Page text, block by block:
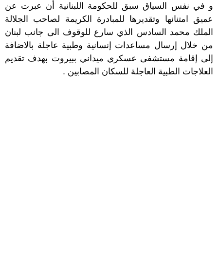
و في نفس السياق سبق للحكومة اللبنانية أن عبرت عن
عميق امتنانها وتقديرها للمبادرة الكريمة لصاحب الجلالة
الملك محمد السادس الذي سارع للوقوف الى جانب لبنان
من خلال إرسال مساعدات إنسانية وطبية عاجلة بالاضافة
إلى إقامة مستشفى عسكري ميداني ببيروت بهدف تقديم
العلاجات الطبية العاجلة للسكان المصابين .